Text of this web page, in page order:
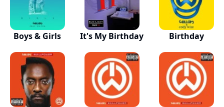
Boys & Girls It's My Birthday Birthday